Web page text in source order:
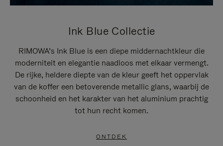
Ink Blue Collectie
RIMOWA’s Ink Blue is een diepe middernachtkleur die
moderniteit en elegantie naadloos met elkaar vermengt.
De rijke, heldere diepte van de kleur geeft het oppervlak
van de koffer een betoverende metallic glans, waarbij de
schoonheid en het karakter van het aluminium prachtig
tot hun recht komen.
ONTDEK